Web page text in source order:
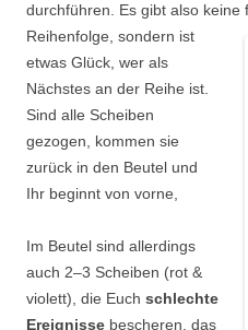
durchführen. Es gibt also keine
Reihenfolge, sondern ist
etwas Glück, wer als
Nächstes an der Reihe ist.
Sind alle Scheiben
gezogen, kommen sie
zurück in den Beutel und
Ihr beginnt von vorne,
Im Beutel sind allerdings
auch 2–3 Scheiben (rot &
violett), die Euch schlechte
Ereignisse bescheren, das